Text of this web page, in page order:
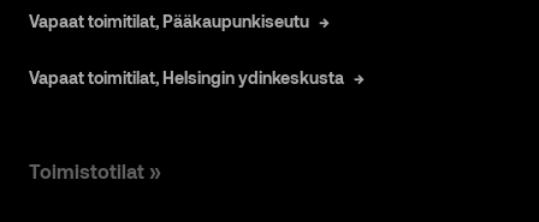
Vapaat toimitilat, Pääkaupunkiseutu
Vapaat toimitilat, Helsingin ydinkeskusta
Toimistotilat »